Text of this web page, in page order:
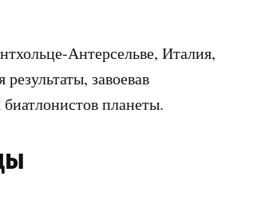
Антерсельве, Италия,
завоевав
планеты.